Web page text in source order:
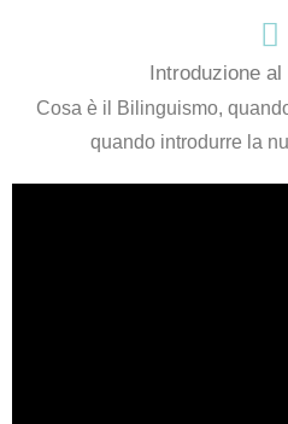
Introduzione
Cosa è il Bilinguismo,
quando introdurre la